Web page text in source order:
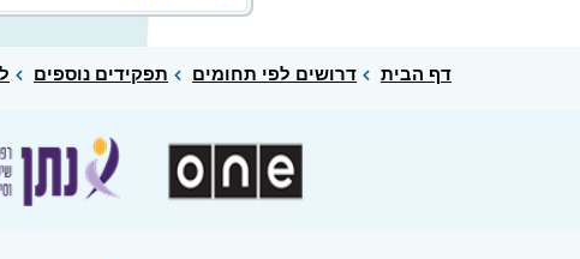
דף הבית דרושים לפי תחומים תפקידים נוספים